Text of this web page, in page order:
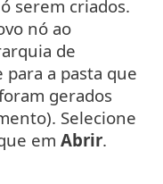
serem criados.
nó ao
de
a pasta que
gerados
Selecione
em Abrir.